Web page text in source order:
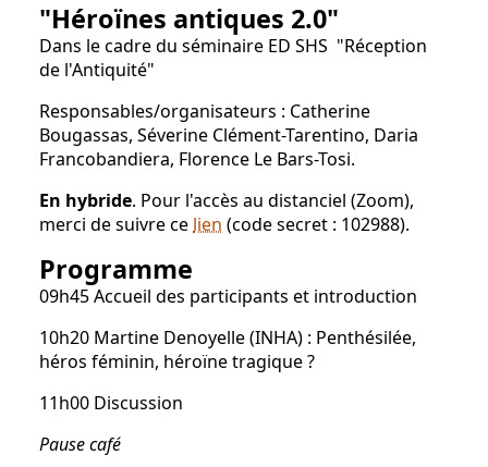
"Héroïnes antiques 2.0"
Dans le cadre du séminaire ED SHS "Réception
de l'Antiquité"
Responsables/organisateurs : Catherine
Bougassas, Séverine Clément-Tarentino, Daria
Francobandiera, Florence Le Bars-Tosi.
En hybride. Pour l'accès au distanciel (Zoom),
merci de suivre ce lien (code secret : 102988).
Programme
09h45 Accueil des participants et introduction
10h20 Martine Denoyelle (INHA) : Penthésilée,
héros féminin, héroïne tragique ?
11h00 Discussion
Pause café